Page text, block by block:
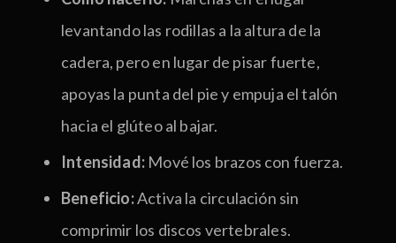
levantando las rodillas a la altura de la
cadera, pero en lugar de pisar fuerte,
apoyas la punta del pie y empuja el talón
hacia el glúteo al bajar.
Intensidad:Mové los brazos con fuerza.
Beneficio:Activa la circulación sin
comprimir los discos vertebrales.